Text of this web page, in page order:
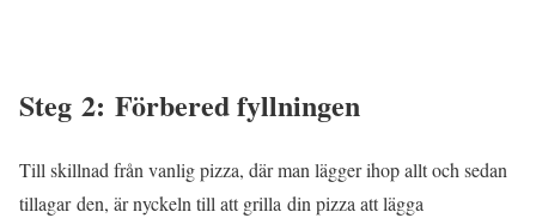
Steg 2: Förbered fyllningen
Till skillnad från vanlig pizza, där man lägger ihop allt och sedan
tillagar den, är nyckeln till att grilla din pizza att lägga